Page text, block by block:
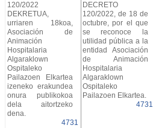
120/2022
DEKRETUA,
urriaren 18koa,
Asociación de
Animación
Hospitalaria
Algaraklown
Ospitaleko
Pailazoen Elkartea
izeneko erakundea
onura publikokoa
dela aitortzeko
dena.
4731
DECRETO
120/2022, de 18 de
octubre, por el que
se reconoce la
utilidad pública a la
entidad Asociación
de Animación
Hospitalaria
Algaraklown
Ospitaleko
Pailazoen Elkartea.
4731